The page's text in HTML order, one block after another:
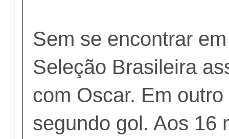
Sem se encontrar
Seleção Brasileira
com Oscar. Em
segundo gol. Aos 16